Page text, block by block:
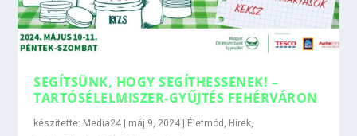
SEGÍTSÜNK, HOGY SEGÍTHESSENEK! –
TARTÓSÉLELMISZER-GYŰJTÉS FEHÉRVÁRON
készítette: Media24 | máj 9, 2024 | Életmód Hírek